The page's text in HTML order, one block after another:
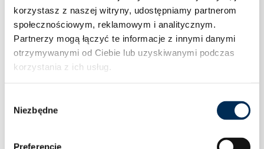
korzystasz z naszej witryny, udostępniamy partnerom
społecznościowym, reklamowym i analitycznym.
Partnerzy mogą łączyć te informacje z innymi danymi
otrzymywanymi od Ciebie lub uzyskiwanymi podczas
korzystania z ich usług.
zgody
Niezbędne
Preferencje